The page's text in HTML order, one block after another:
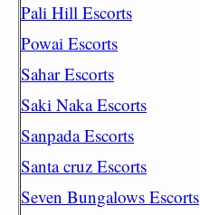
Pali Hill Escorts
Powai Escorts
Sahar Escorts
Saki Naka Escorts
Sanpada Escorts
Santa cruz Escorts
Seven Bungalows Escorts